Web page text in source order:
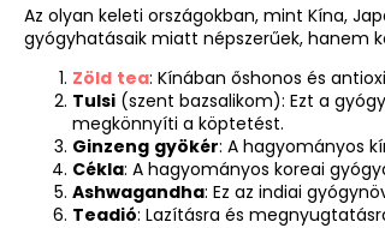
Az olyan keleti országokban, mint Kína,
gyógyhatásaik miatt népszerűek, hanem
Zöld tea: Kínában őshonos és
Tulsi (szent bazsalikom): Ezt a
megkönnyíti a köptetést.
Ginzeng gyökér: A hagyományos
Cékla: A hagyományos koreai
Ashwagandha: Ez az indiai
Teadió: Lazításra és